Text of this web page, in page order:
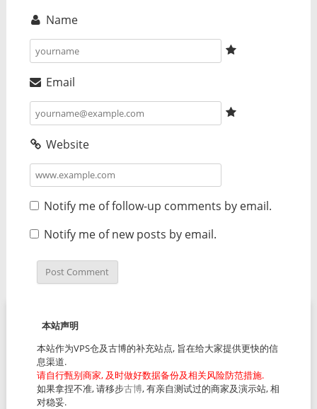
Name
Email
Website
Notify me of follow-up comments by email.
Notify me of new posts by email.
本站声明
本站作为VPS仓及古博的补充站点, 旨在给大家提供更快的信
息渠道.
请自行甄别商家, 及时做好数据备份及相关风险防范措施.
如果拿捏不准, 请移步古博, 有亲自测试过的商家及演示站, 相
对稳妥.